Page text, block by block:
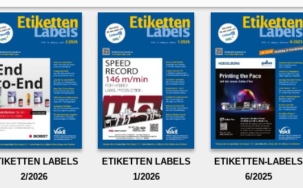
LABELS
2/2026
ETIKETTEN LABELS
1/2026
ETIKETTEN-LABELS
6/2025